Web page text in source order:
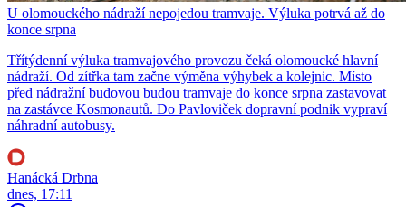
U olomouckého nádraží nepojedou tramvaje. Výluka potrvá až do
konce srpna
Třítýdenní výluka tramvajového provozu čeká olomoucké hlavní
nádraží. Od zítřka tam začne výměna výhybek a kolejnic. Místo
před nádražní budovou budou tramvaje do konce srpna zastavovat
na zastávce Kosmonautů. Do Pavloviček dopravní podnik vypraví
náhradní autobusy.
Hanácká Drbna
dnes, 17:11